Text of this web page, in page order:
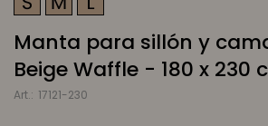
Manta para sillón y
Beige Waffle - 180 x 230
17121-230